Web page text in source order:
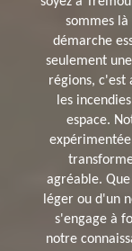
sommes
démarche
seulement
régions, c'est
les
espace.
agréable.
léger ou d'un
s'engage à
notre